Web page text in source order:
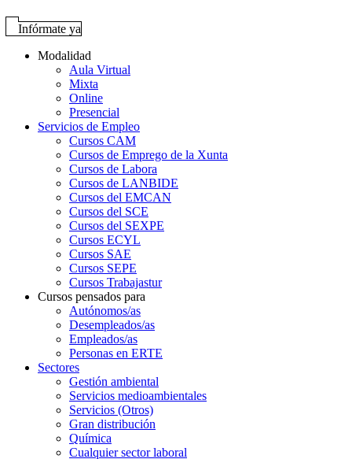
Infórmate ya
Modalidad
Aula Virtual
Mixta
Online
Presencial
Servicios de Empleo
Cursos CAM
Cursos de Emprego de la Xunta
Cursos de Labora
Cursos de LANBIDE
Cursos del EMCAN
Cursos del SCE
Cursos del SEXPE
Cursos ECYL
Cursos SAE
Cursos SEPE
Cursos Trabajastur
Cursos pensados para
Autónomos/as
Desempleados/as
Empleados/as
Personas en ERTE
Sectores
Gestión ambiental
Servicios medioambientales
Servicios (Otros)
Gran distribución
Química
Cualquier sector laboral